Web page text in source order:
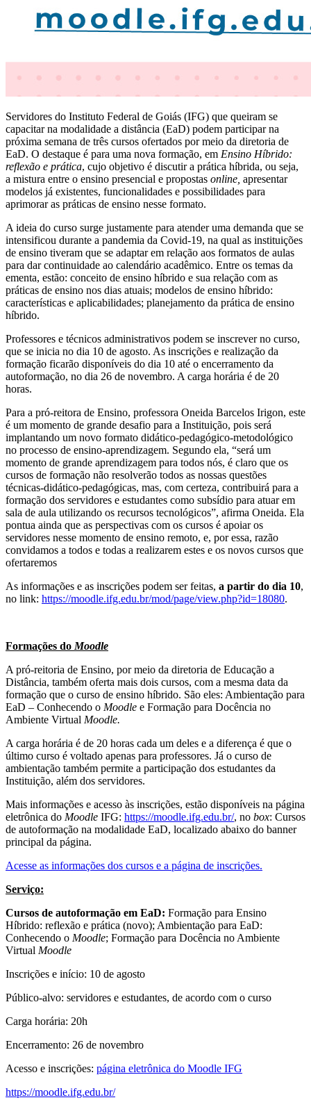
Servidores do Instituto Federal de Goiás (IFG) que queiram se
capacitar na modalidade a distância (EaD) podem participar na
próxima semana de três cursos ofertados por meio da diretoria de
EaD. O destaque é para uma nova formação, em Ensino Híbrido:
reflexão e prática, cujo objetivo é discutir a prática híbrida, ou seja,
a mistura entre o ensino presencial e propostas online, apresentar
modelos já existentes, funcionalidades e possibilidades para
aprimorar as práticas de ensino nesse formato.
A ideia do curso surge justamente para atender uma demanda que se
intensificou durante a pandemia da Covid-19, na qual as instituições
de ensino tiveram que se adaptar em relação aos formatos de aulas
para dar continuidade ao calendário acadêmico. Entre os temas da
ementa, estão: conceito de ensino híbrido e sua relação com as
práticas de ensino nos dias atuais; modelos de ensino híbrido:
características e aplicabilidades; planejamento da prática de ensino
híbrido.
Professores e técnicos administrativos podem se inscrever no curso,
que se inicia no dia 10 de agosto. As inscrições e realização da
formação ficarão disponíveis do dia 10 até o encerramento da
autoformação, no dia 26 de novembro. A carga horária é de 20
horas.
Para a pró-reitora de Ensino, professora Oneida Barcelos Irigon, este
é um momento de grande desafio para a Instituição, pois será
implantando um novo formato didático-pedagógico-metodológico
no processo de ensino-aprendizagem. Segundo ela, “será um
momento de grande aprendizagem para todos nós, é claro que os
cursos de formação não resolverão todos as nossas questões
técnicas-didático-pedagógicas, mas, com certeza, contribuirá para a
formação dos servidores e estudantes como subsídio para atuar em
sala de aula utilizando os recursos tecnológicos”, afirma Oneida. Ela
pontua ainda que as perspectivas com os cursos é apoiar os
servidores nesse momento de ensino remoto, e, por essa, razão
convidamos a todos e todas a realizarem estes e os novos cursos que
ofertaremos
As informações e as inscrições podem ser feitas, a partir do dia 10,
no link: https://moodle.ifg.edu.br/mod/page/view.php?id=18080.
Formações do Moodle
A pró-reitoria de Ensino, por meio da diretoria de Educação a
Distância, também oferta mais dois cursos, com a mesma data da
formação que o curso de ensino híbrido. São eles: Ambientação para
EaD – Conhecendo o Moodle e Formação para Docência no
Ambiente Virtual Moodle.
A carga horária é de 20 horas cada um deles e a diferença é que o
último curso é voltado apenas para professores. Já o curso de
ambientação também permite a participação dos estudantes da
Instituição, além dos servidores.
Mais informações e acesso às inscrições, estão disponíveis na página
eletrônica do Moodle IFG: https://moodle.ifg.edu.br/, no box: Cursos
de autoformação na modalidade EaD, localizado abaixo do banner
principal da página.
Acesse as informações dos cursos e a página de inscrições.
Serviço:
Cursos de autoformação em EaD: Formação para Ensino
Híbrido: reflexão e prática (novo); Ambientação para EaD:
Conhecendo o Moodle; Formação para Docência no Ambiente
Virtual Moodle
Inscrições e início: 10 de agosto
Público-alvo: servidores e estudantes, de acordo com o curso
Carga horária: 20h
Encerramento: 26 de novembro
Acesso e inscrições: página eletrônica do Moodle IFG
https://moodle.ifg.edu.br/